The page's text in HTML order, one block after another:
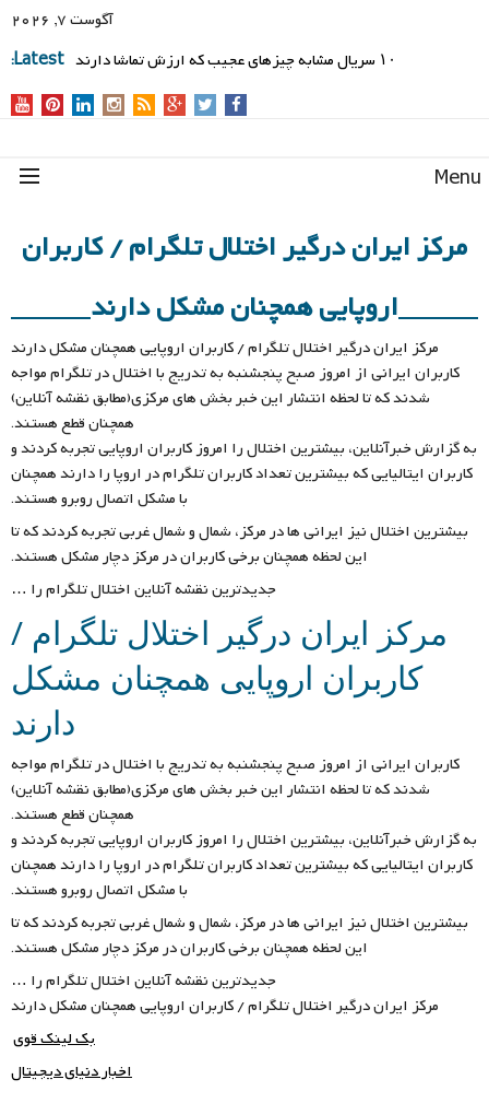
آگوست 7, 2026
Latest:
۱۰ سریال مشابه چیزهای عجیب که ارزش تماشا دارند
مرکز ایران درگیر اختلال تلگرام / کاربران
اروپایی همچنان مشکل دارند
مرکز ایران درگیر اختلال تلگرام / کاربران اروپایی همچنان مشکل دارند
کاربران ایرانی از امروز صبح پنجشنبه به تدریج با اختلال در تلگرام مواجه
شدند که تا لحظه انتشار این خبر بخش های مرکزی(مطابق نقشه آنلاین)
همچنان قطع هستند.
به گزارش خبرآنلاین، بیشترین اختلال را امروز کاربران اروپایی تجربه کردند و
کاربران ایتالیایی که بیشترین تعداد کاربران تلگرام در اروپا را دارند همچنان
با مشکل اتصال روبرو هستند.
بیشترین اختلال نیز ایرانی ها در مرکز، شمال و شمال غربی تجربه کردند که تا
این لحظه همچنان برخی کاربران در مرکز دچار مشکل هستند.
جدیدترین نقشه آنلاین اختلال تلگرام را …
مرکز ایران درگیر اختلال تلگرام /
کاربران اروپایی همچنان مشکل
دارند
کاربران ایرانی از امروز صبح پنجشنبه به تدریج با اختلال در تلگرام مواجه
شدند که تا لحظه انتشار این خبر بخش های مرکزی(مطابق نقشه آنلاین)
همچنان قطع هستند.
به گزارش خبرآنلاین، بیشترین اختلال را امروز کاربران اروپایی تجربه کردند و
کاربران ایتالیایی که بیشترین تعداد کاربران تلگرام در اروپا را دارند همچنان
با مشکل اتصال روبرو هستند.
بیشترین اختلال نیز ایرانی ها در مرکز، شمال و شمال غربی تجربه کردند که تا
این لحظه همچنان برخی کاربران در مرکز دچار مشکل هستند.
جدیدترین نقشه آنلاین اختلال تلگرام را …
مرکز ایران درگیر اختلال تلگرام / کاربران اروپایی همچنان مشکل دارند
بک لینک قوی
اخبار دنیای دیجیتال